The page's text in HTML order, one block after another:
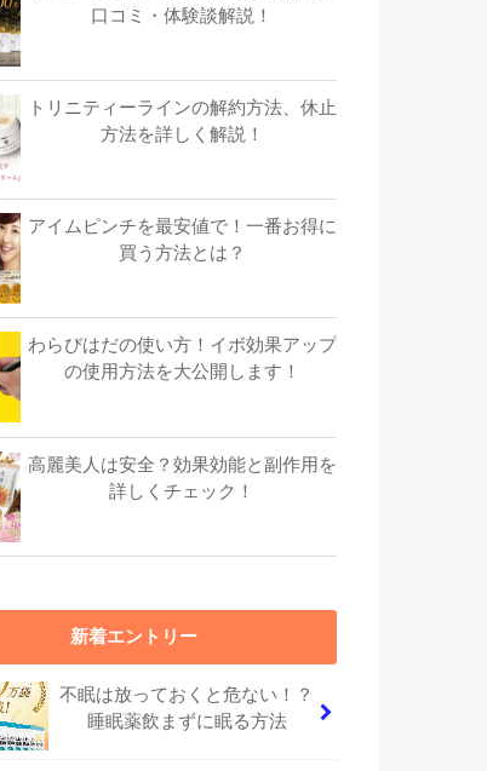
口コミ・体験談解説！
トリニティーラインの解約方法、休止
方法を詳しく解説！
アイムピンチを最安値で！一番お得に
買う方法とは？
わらびはだの使い方！イボ効果アップ
の使用方法を大公開します！
高麗美人は安全？効果効能と副作用を
詳しくチェック！
新着エントリー
不眠は放っておくと危ない！？
睡眠薬飲まずに眠る方法